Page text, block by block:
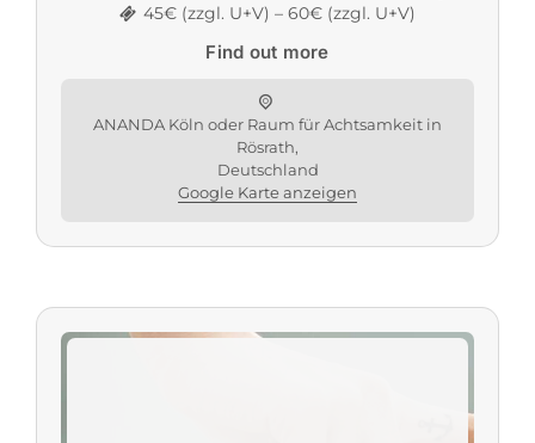
45€ (zzgl. U+V) – 60€ (zzgl. U+V)
Find out more
ANANDA Köln oder Raum für Achtsamkeit in
Rösrath,
Deutschland
Google Karte anzeigen